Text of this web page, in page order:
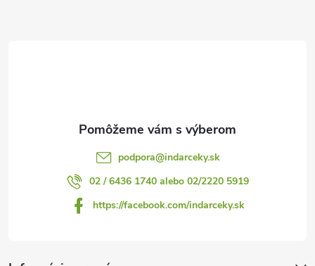
podpora@indarceky.sk
02 / 6436 1740 alebo 02/2220 5919
https://facebook.com/indarceky.sk